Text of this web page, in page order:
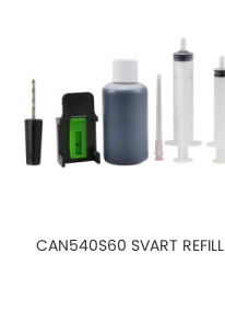
CAN540S60 SVART REFILL